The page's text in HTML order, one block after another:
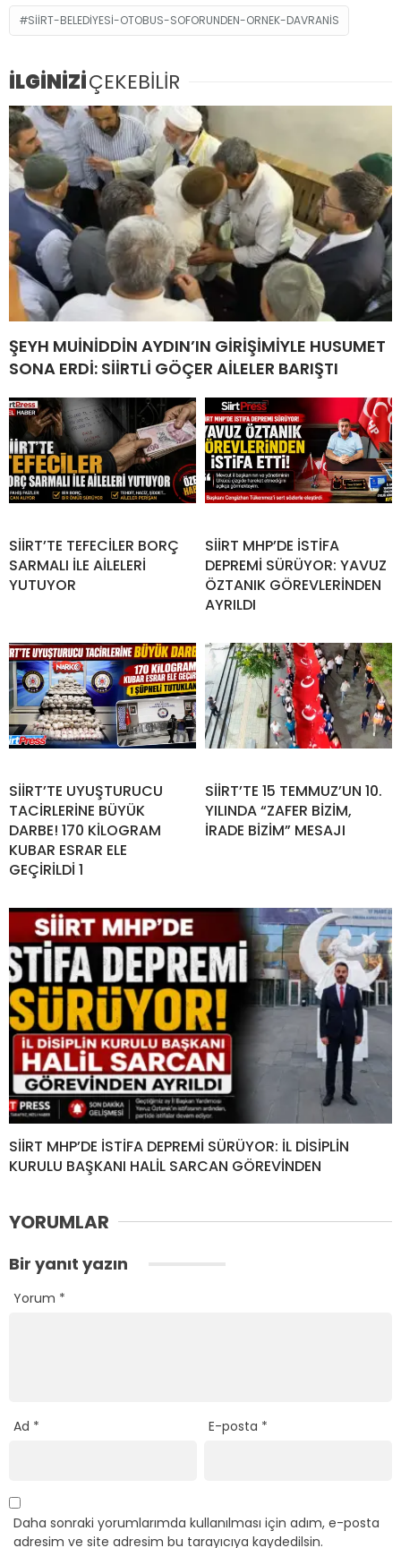
SIIRT-BELEDIYESI-OTOBUS-SOFORUNDEN-ORNEK-DAVRANIS
İLGİNİZİÇEKEBİLİR
ŞEYH MUİNİDDİN AYDIN’IN GİRİŞİMİYLE HUSUMET
SONA ERDİ: SİİRTLİ GÖÇER AİLELER BARIŞTI
SİİRT’TE TEFECİLER BORÇ
SARMALI İLE AİLELERİ
YUTUYOR
SİİRT MHP’DE İSTİFA
DEPREMİ SÜRÜYOR: YAVUZ
ÖZTANIK GÖREVLERİNDEN
AYRILDI
SİİRT’TE UYUŞTURUCU
TACİRLERİNE BÜYÜK
DARBE! 170 KİLOGRAM
KUBAR ESRAR ELE
GEÇİRİLDİ 1
SİİRT’TE 15 TEMMUZ’UN 10.
YILINDA “ZAFER BİZİM,
İRADE BİZİM” MESAJI
SİİRT MHP’DE İSTİFA DEPREMİ SÜRÜYOR: İL DİSİPLİN
KURULU BAŞKANI HALİL SARCAN GÖREVİNDEN
YORUMLAR
Bir yanıt yazın
Yorum *
Ad * E-posta *
Daha sonraki yorumlarımda kullanılması için adım, e-posta
adresim ve site adresim bu tarayıcıya kaydedilsin.